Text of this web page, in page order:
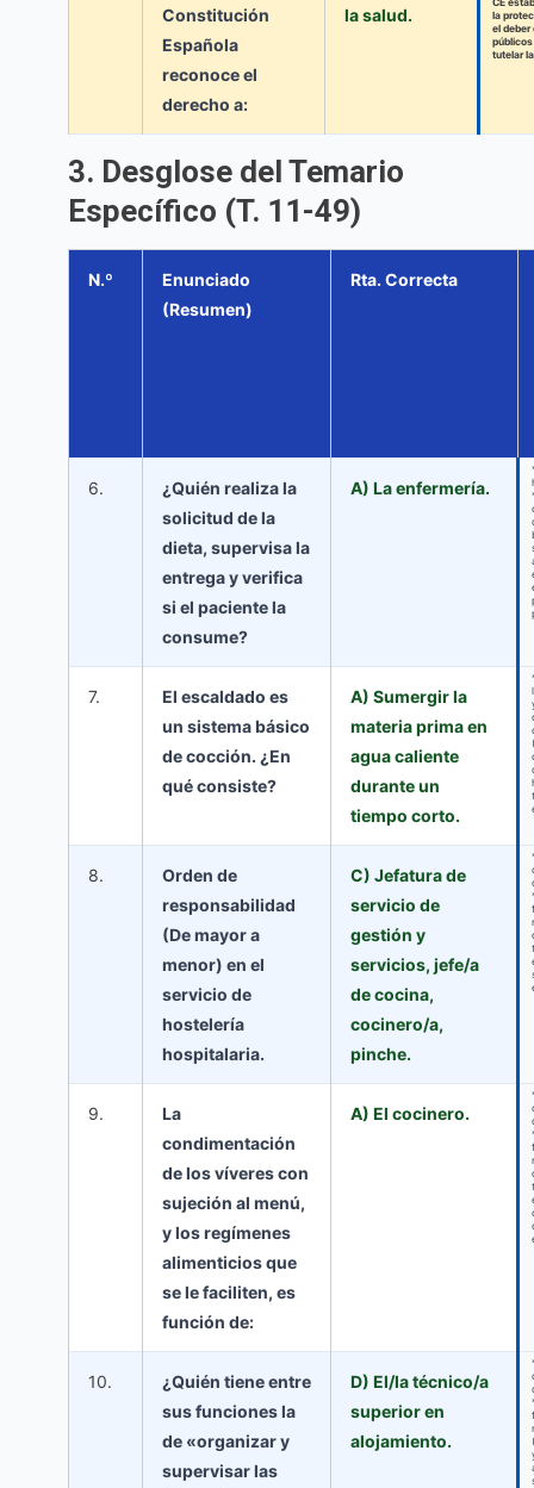
Constitución
Española
reconoce el
derecho a:
la salud.
la
el deber
tutelar
3. Desglose del Temario
Específico (T. 11-49)
N.º
Enunciado
(Resumen)
Rta. Correcta
6.
¿Quién realiza la
solicitud de la
dieta, supervisa la
entrega y verifica
si el paciente la
consume?
A) La enfermería.
7.
El escaldado es
un sistema básico
de cocción. ¿En
qué consiste?
A) Sumergir la
materia prima en
agua caliente
durante un
tiempo corto.
8.
Orden de
responsabilidad
(De mayor a
menor) en el
servicio de
hostelería
hospitalaria.
C) Jefatura de
servicio de
gestión y
servicios, jefe/a
de cocina,
cocinero/a,
pinche.
9.
La
condimentación
de los víveres con
sujeción al menú,
y los regímenes
alimenticios que
se le faciliten, es
función de:
A) El cocinero.
10.
¿Quién tiene entre
sus funciones la
de «organizar y
supervisar las
D) El/la técnico/a
superior en
alojamiento.